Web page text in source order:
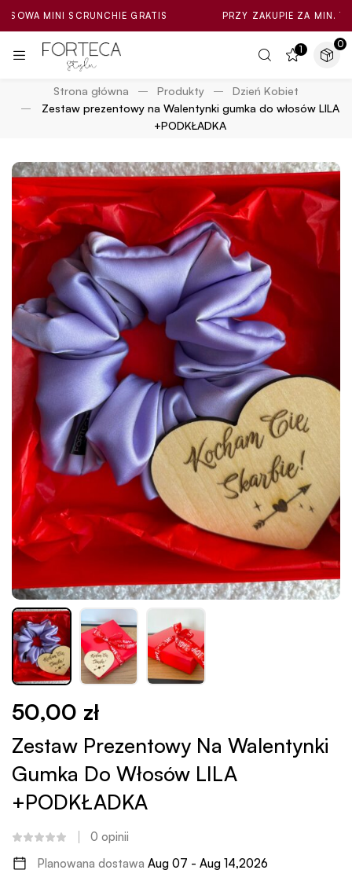
SCRUNCHIE GRATIS PRZY ZAKUPIE ZA MIN. 100ZŁ
1 0
Strona główna Produkty
Dzień Kobiet
Zestaw prezentowy na Walentynki gumka do włosów LILA
+PODKŁADKA
50,00 zł
Zestaw Prezentowy Na Walentynki
Gumka Do Włosów LILA
+PODKŁADKA
0 opinii
Planowana dostawa Aug 07 - Aug 14,2026